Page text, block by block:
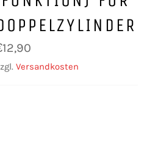
Versandkosten